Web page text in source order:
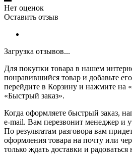
Нет оценок
Оставить отзыв
Загрузка отзывов...
Для покупки товара в нашем
понравившийся товар и добавьте
перейдите в Корзину и нажмите на
«Быстрый заказ».
Когда оформляете быстрый заказ,
e-mail. Вам перезвонит менеджер и
По результатам разговора вам
оформления товара на почту или
только ждать доставки и